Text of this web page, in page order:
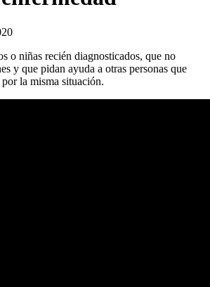
o niñas recién diagnosticados, que no
y que pidan ayuda a otras personas que
la misma situación.